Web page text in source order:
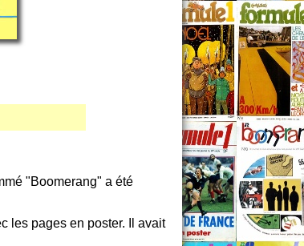
"Boomerang" a été
les pages en poster. Il avait